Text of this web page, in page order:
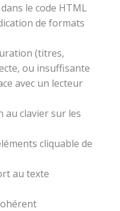
le code HTML
de formats
(titres,
ou insuffisante
avec un lecteur
au clavier sur les
cliquable de
au texte